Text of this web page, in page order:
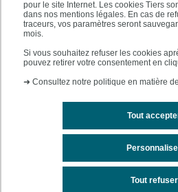
pour le site Internet. Les cookies Tiers
dans nos mentions légales. En cas de
traceurs, vos paramètres seront
mois.
Si vous souhaitez refuser les cookies
pouvez retirer votre consentement en
➜ Consultez notre politique en matière
Tout
Tout refuser
SUIVEZ-NOUS
Plan du site